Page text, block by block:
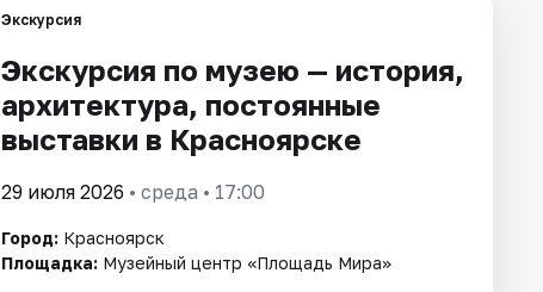
Экскурсия
Экскурсия по музею — история,
архитектура, постоянные
выставки в Красноярске
29 июля 2026 • среда • 17:00
Город: Красноярск
Площадка: Музейный центр «Площадь Мира»